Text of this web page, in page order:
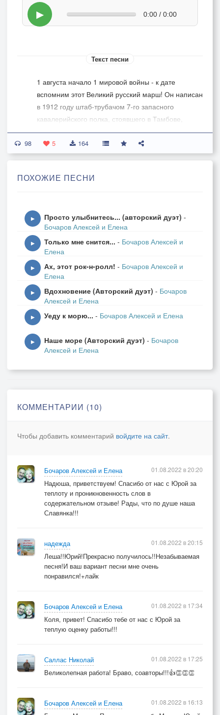
▶ 0:00 / 0:00
Текст песни
1 августа начало 1 мировой войны - к дате
вспомним этот Великий русский марш! Он написан
в 1912 году штаб-трубачом 7-го запасного
кавалерийского полка, стоявшего в Тамбове,
Василием Агапкиным. По существу, является
национальным маршем, символизирующим
проводы на войну, на военную службу или в
является одним из самых узнаваемых
Текстов марша написано немало - как и
исполнений. Соавтор Юрий Кузнецов написал
свой замечательный, интересный и душевный
текст к этому легендарному маршу - и предложил
исполнить его для сделанного им клипа.
Светят Ваши глаза мне усталые,
Пережившие горечь потерь.
Задержалась весна запоздалая,
Постучалась беда в нашу дверь.
Эшелоны идут на войну.
Потянулись морщинки траншеями,
И слёзы не лей,
Лишь крепче целуй,
Труба всё зовёт,
Удар судьбы, как сабли след -
как сабли след.
Идёт наш эскадрон
Тропой военной…
В патронник лёг уже патрон.
В патронник лёг уже патрон.
Светят Ваши глаза мне тревогою,
Подарите улыбку в дорогу мне,
Золотого налейте вина.
Прошепчите молитву с надеждою,
98 5 164
ПОХОЖИЕ ПЕСНИ
▶ Просто улыбнитесь... (авторский дуэт) -
Бочаров Алексей и Елена
▶ Только мне снится... - Бочаров Алексей и
Елена
▶ Ах, этот рок-н-ролл! - Бочаров Алексей и
Елена
▶ Вдохновение (Авторский дуэт) - Бочаров
Алексей и Елена
▶ Уеду к морю... - Бочаров Алексей и Елена
▶ Наше море (Авторский дуэт) - Бочаров
Алексей и Елена
КОММЕНТАРИИ (10)
Чтобы добавить комментарий войдите на сайт.
Бочаров Алексей и Елена
Надюша, приветствуем! Спасибо от нас с Юрой за
теплоту и проникновенность слов в
содержательном отзыве! Рады, что по душе наша
Славянка!!!
01.08.2022 в 20:20
надежда
Леша!!Юрий!Прекрасно получилось!!Незабываемая
песня!И ваш вариант песни мне очень
понравился!+лайк
01.08.2022 в 20:15
Бочаров Алексей и Елена
Коля, привет! Спасибо тебе от нас с Юрой за
теплую оценку работы!!!
01.08.2022 в 17:34
Саллас Николай
Великолепная работа! Браво, соавторы!!!👍👏👏👏
01.08.2022 в 17:25
Бочаров Алексей и Елена
01.08.2022 в 16:13